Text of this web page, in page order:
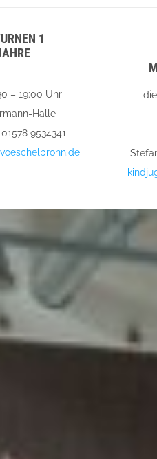
1
– 19:00 Uhr
Halle
9534341